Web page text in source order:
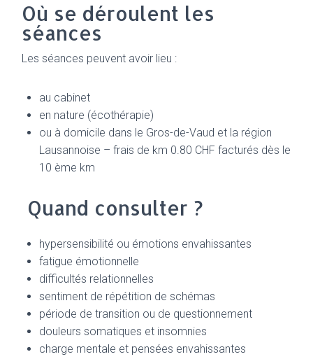
Où se déroulent les
séances
Les séances peuvent avoir lieu :
au cabinet
en nature (écothérapie)
ou à domicile dans le Gros-de-Vaud et la région
Lausannoise – frais de km 0.80 CHF facturés dès le
10 ème km
Quand consulter ?
hypersensibilité ou émotions envahissantes
fatigue émotionnelle
difficultés relationnelles
sentiment de répétition de schémas
période de transition ou de questionnement
douleurs somatiques et insomnies
charge mentale et pensées envahissantes